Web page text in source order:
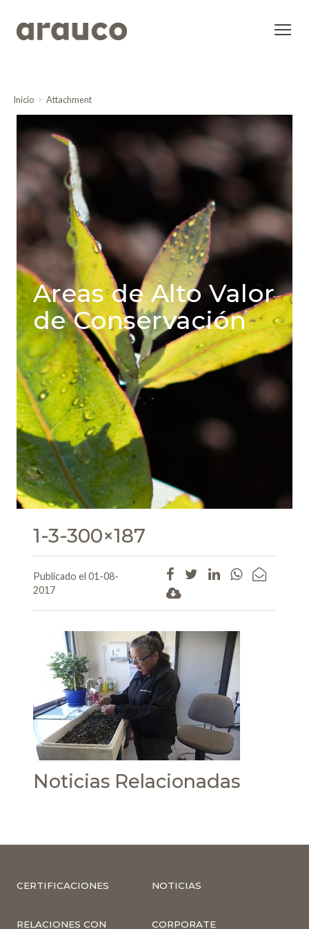
Inicio Attachment
Areas de Alto Valor
de Conservación
1-3-300×187
Publicado el 01-08-
2017
Noticias Relacionadas
CERTIFICACIONES NOTICIAS
RELACIONES CON CORPORATE